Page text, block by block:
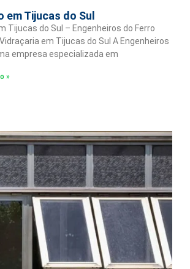
em Tijucas do Sul
Tijucas do Sul – Engenheiros do Ferro
em Tijucas do Sul A Engenheiros
empresa especializada em
»